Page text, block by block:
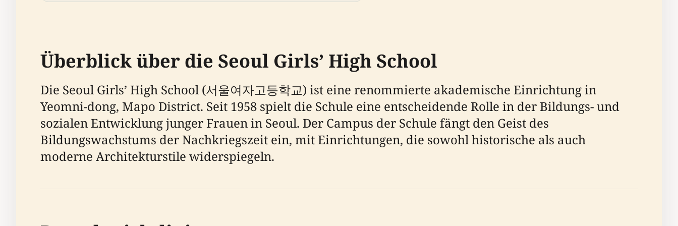
Überblick über die Seoul Girls’ High School
Die Seoul Girls’ High School (서울여자고등학교) ist eine renommierte akademische Einrichtung in
Yeomni-dong, Mapo District. Seit 1958 spielt die Schule eine entscheidende Rolle in der Bildungs- und
sozialen Entwicklung junger Frauen in Seoul. Der Campus der Schule fängt den Geist des
Bildungswachstums der Nachkriegszeit ein, mit Einrichtungen, die sowohl historische als auch
moderne Architekturstile widerspiegeln.